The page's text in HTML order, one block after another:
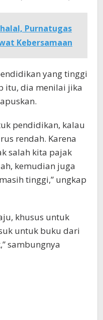
Purnatugas
Kebersamaan
yang tinggi
itu, dia menilai jika
pendidikan, kalau
rendah. Karena
salah kita pajak
kemudian juga
tinggi,” ungkap
khusus untuk
untuk buku dari
sambungnya